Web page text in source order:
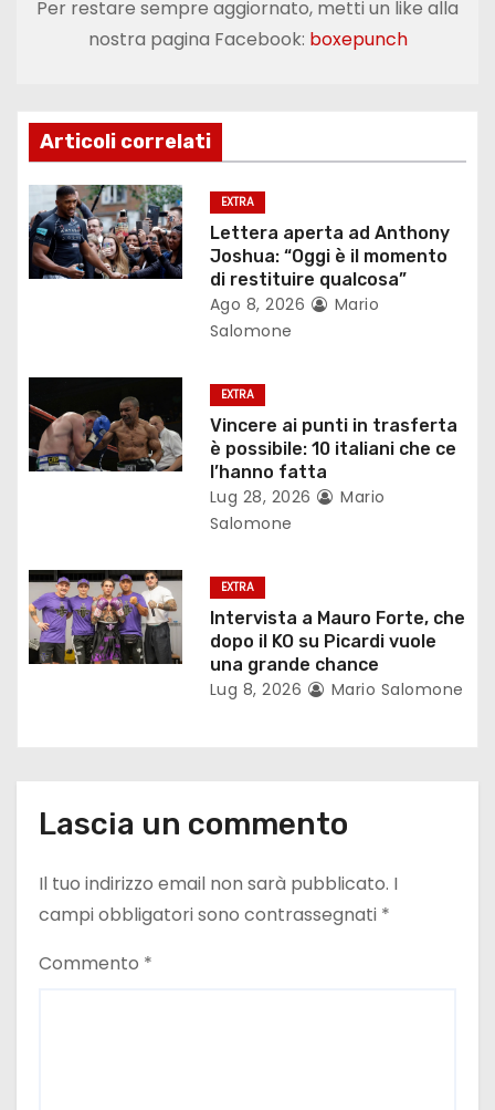
g
z
i
o
n
r
t
o
l
i
Per restare sempre aggiornato, metti un like alla
nostra pagina Facebook: boxepunch
Articoli correlati
EXTRA
Lettera aperta ad Anthony
Joshua: “Oggi è il momento
di restituire qualcosa”
Ago 8, 2026
Mario
Salomone
EXTRA
Vincere ai punti in trasferta
è possibile: 10 italiani che ce
l’hanno fatta
Lug 28, 2026
Mario
Salomone
EXTRA
Intervista a Mauro Forte, che
dopo il KO su Picardi vuole
una grande chance
Lug 8, 2026 Mario Salomone
Lascia un commento
Il tuo indirizzo email non sarà pubblicato. I
campi obbligatori sono contrassegnati *
Commento *